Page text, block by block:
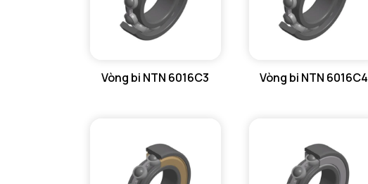
VÒNG BI CHẶN TRỤC NTN
GỐI ĐỠ NTN
PHỤ KIỆN NTN
MÁY GIA NHIỆT NTN
Vòng bi NTN 6016C3 Vòng bi NTN 6016C4